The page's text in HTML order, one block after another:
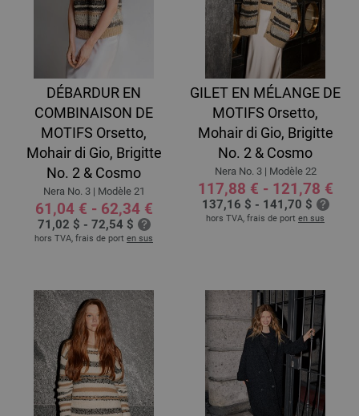
DÉBARDUR EN
COMBINAISON DE
MOTIFS Orsetto,
Mohair di Gio, Brigitte
No. 2 & Cosmo
Nera No. 3 | Modèle 21
61,04 € - 62,34 €
71,02 $ - 72,54 $
hors TVA, frais de port en sus
GILET EN MÉLANGE DE
MOTIFS Orsetto,
Mohair di Gio, Brigitte
No. 2 & Cosmo
Nera No. 3 | Modèle 22
117,88 € - 121,78 €
137,16 $ - 141,70 $
hors TVA, frais de port en sus